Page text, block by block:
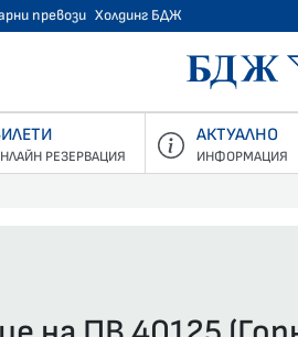
превози Холдинг БДЖ
РЕЗЕРВАЦИЯ
АКТУАЛНО
ИНФОРМАЦИЯ